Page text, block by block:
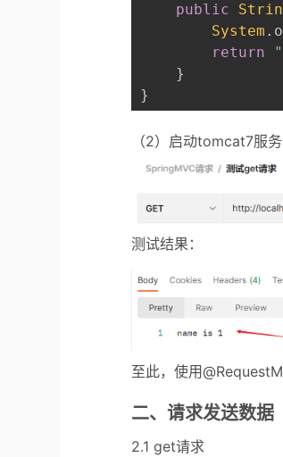
public
System .
return
}
}
（2）启动tomcat7服
测试结果：
至此，使用
二、请求发送数据
2.1 get请求